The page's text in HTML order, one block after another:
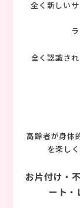
全く新しい
全く認識さ
高齢者が身体
を楽し
お片付け・
ート・